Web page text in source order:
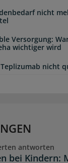
nicht
Versorgung:
wichtiger wird
nicht
antworten
bei Kindern: